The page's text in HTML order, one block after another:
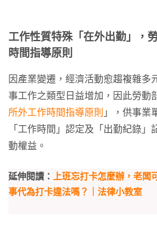
工作性質特殊「在外出勤」，
時間指導原則
因產業變遷，經濟活動愈趨複雜多
事工作之類型日益增加，因此勞動
所外工作時間指導原則 」，供事業
「工作時間」認定及「出勤紀錄」
動權益。
延伸閱讀：
上班忘打卡怎麼辦，老闆
事代為打卡違法嗎？｜法律小教室